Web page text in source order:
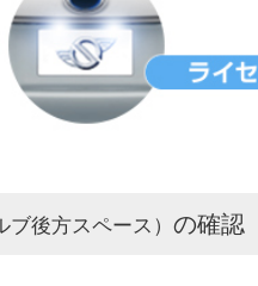
ブ後方スペース） の確認